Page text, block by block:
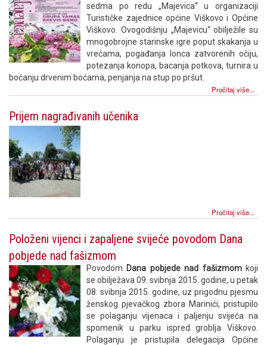
sedma po redu „Majevica“ u organizaciji
Turističke zajednice općine Viškovo i Općine
Viškovo. Ovogodišnju „Majevicu“ obilježile su
mnogobrojne starinske igre poput skakanja u
vrećama, pogađanja lonca zatvorenih očiju,
potezanja konopa, bacanja potkova, turnira u
boćanju drvenim boćama, penjanja na stup po pršut.
Pročitaj više...
Prijem nagrađivanih učenika
Pročitaj više...
Položeni vijenci i zapaljene svijeće povodom Dana
pobjede nad fašizmom
Povodom Dana pobjede nad fašizmomkoji
se obilježava 09. svibnja 2015. godine, u petak
08. svibnja 2015. godine, uz prigodnu pjesmu
ženskog pjevačkog zbora Marinići, pristupilo
se polaganju vijenaca i paljenju svijeća na
spomenik u parku ispred groblja Viškovo.
Polaganju je pristupila delegacija Općine